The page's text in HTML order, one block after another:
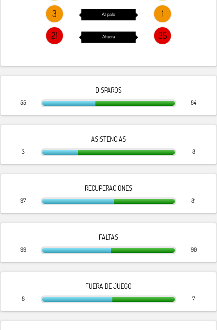
3
21
1
35
Al palo
Afuera
DISPAROS
55 84
ASISTENCIAS
3 8
RECUPERACIONES
97 81
FALTAS
99 90
FUERA DE JUEGO
8 7